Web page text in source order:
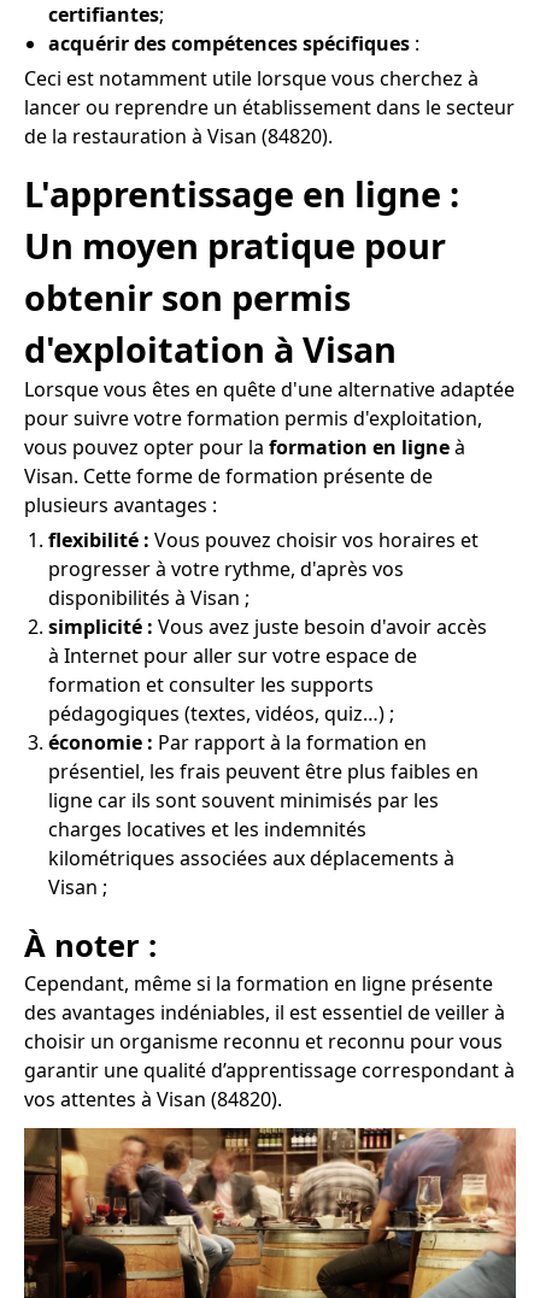
certifiantes;
acquérir des compétences spécifiques :
Ceci est notamment utile lorsque vous cherchez à
lancer ou reprendre un établissement dans le secteur
de la restauration à Visan (84820).
L'apprentissage en ligne :
Un moyen pratique pour
obtenir son permis
d'exploitation à Visan
Lorsque vous êtes en quête d'une alternative adaptée
pour suivre votre formation permis d'exploitation,
vous pouvez opter pour la formation en ligneà
Visan. Cette forme de formation présente de
plusieurs avantages :
flexibilité : Vous pouvez choisir vos horaires et
progresser à votre rythme, d'après vos
disponibilités à Visan ;
simplicité : Vous avez juste besoin d'avoir accès
à Internet pour aller sur votre espace de
formation et consulter les supports
pédagogiques (textes, vidéos, quiz…) ;
économie : Par rapport à la formation en
présentiel, les frais peuvent être plus faibles en
ligne car ils sont souvent minimisés par les
charges locatives et les indemnités
kilométriques associées aux déplacements à
Visan ;
À noter :
Cependant, même si la formation en ligne présente
des avantages indéniables, il est essentiel de veiller à
choisir un organisme reconnu et reconnu pour vous
garantir une qualité d’apprentissage correspondant à
vos attentes à Visan (84820).